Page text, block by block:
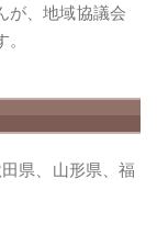
が、地域協議会
県、山形県、福